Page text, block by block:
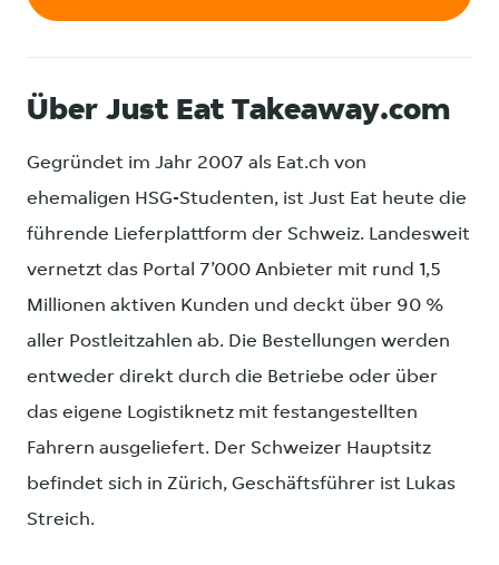
Über Just Eat Takeaway.com
Gegründet im Jahr 2007 als Eat.ch von
ehemaligen HSG-Studenten, ist Just Eat heute die
führende Lieferplattform der Schweiz. Landesweit
vernetzt das Portal 7’000 Anbieter mit rund 1,5
Millionen aktiven Kunden und deckt über 90 %
aller Postleitzahlen ab. Die Bestellungen werden
entweder direkt durch die Betriebe oder über
das eigene Logistiknetz mit festangestellten
Fahrern ausgeliefert. Der Schweizer Hauptsitz
befindet sich in Zürich, Geschäftsführer ist Lukas
Streich.